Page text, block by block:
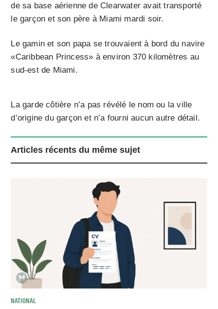
de sa base aérienne de Clearwater avait transporté
le garçon et son père à Miami mardi soir.
Le gamin et son papa se trouvaient à bord du navire
«Caribbean Princess» à environ 370 kilomètres au
sud-est de Miami.
La garde côtière n’a pas révélé le nom ou la ville
d’origine du garçon et n’a fourni aucun autre détail.
Articles récents du même sujet
NATIONAL